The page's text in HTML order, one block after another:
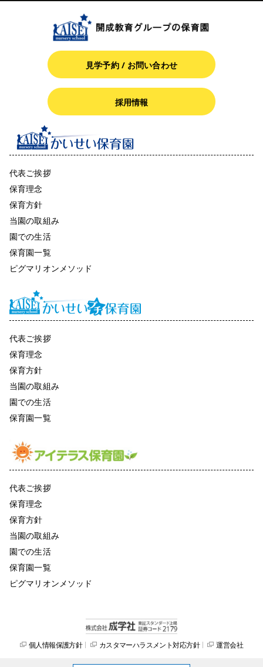
見学予約 / お問い合わせ
採用情報
代表ご挨拶
保育理念
保育方針
当園の取組み
園での生活
保育園一覧
ピグマリオンメソッド
代表ご挨拶
保育理念
保育方針
当園の取組み
園での生活
保育園一覧
代表ご挨拶
保育理念
保育方針
当園の取組み
園での生活
保育園一覧
ピグマリオンメソッド
個人情報保護方針 カスタマーハラスメント対応方針 運営会社